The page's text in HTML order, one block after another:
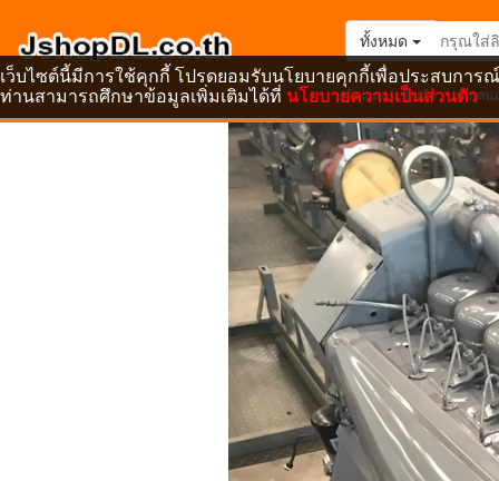
ทั้งหมด
หน้าแรก สินค้า ข้อเสน
เว็บไซต์นี้มีการใช้คุกกี้ โปรดยอมรับนโยบายคุกกี้เพื่อประสบกา
ท่านสามารถศึกษาข้อมูลเพิ่มเติมได้ที่ นโยบายความเป็นส่วนตัว